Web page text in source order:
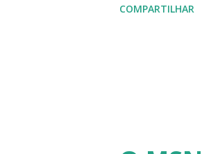
em 2013
COMPARTILHAR